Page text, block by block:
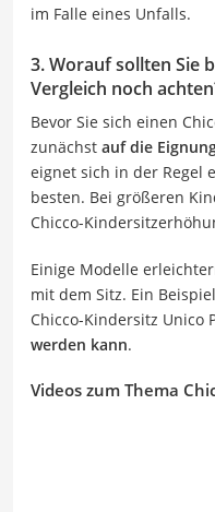
im Falle eines Unfalls.
3. Worauf sollten Sie
Vergleich noch
Bevor Sie sich einen
zunächst auf die
eignet sich in der Regel
besten. Bei größeren
Chicco-
Einige Modelle
mit dem Sitz. Ein
Chicco-Kindersitz Unico
werden kann.
Videos zum Thema